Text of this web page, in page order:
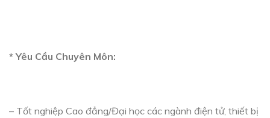
* Yêu Cầu Chuyên Môn:
– Tốt nghiệp Cao đẳng/Đại học các ngành điện tử, thiết bị